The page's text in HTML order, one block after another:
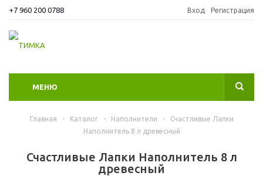
+7 960 200 0788 Вход Регистрация
МЕНЮ
Главная - Каталог - Наполнители -
Счастливые Лапки
Наполнитель 8 л древесный
Счастливые Лапки Наполнитель 8 л
древесный